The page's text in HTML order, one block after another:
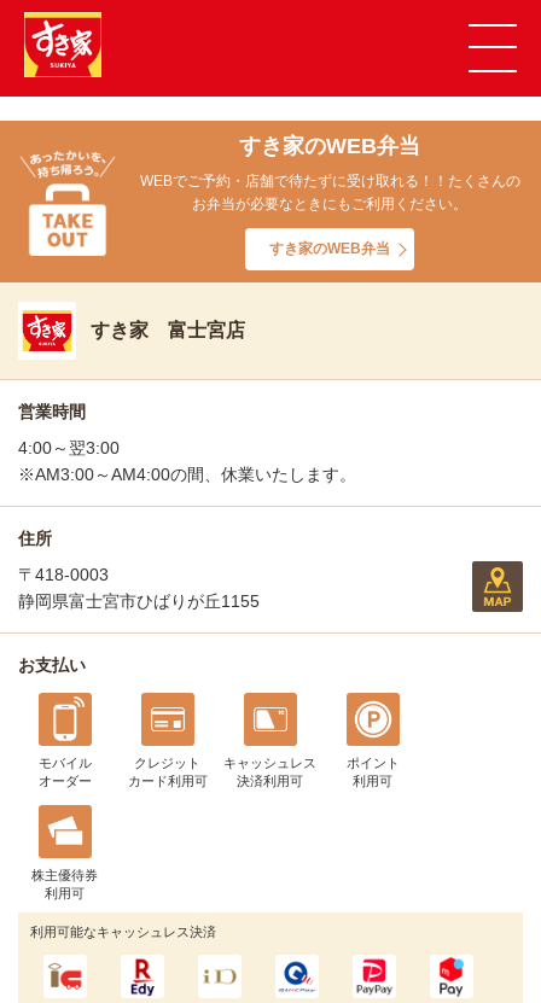
すき家のWEB弁当
WEBでご予約・店舗で待たずに受け取れる！！たくさんの
お弁当が必要なときにもご利用ください。
すき家のWEB弁当
すき家 富士宮店
営業時間
4:00～翌3:00
※AM3:00～AM4:00の間、休業いたします。
住所
〒418-0003
静岡県富士宮市ひばりが丘1155
お支払い
モバイル
オーダー
クレジット
カード利用可
キャッシュレス
決済利用可
ポイント
利用可
株主優待券
利用可
利用可能なキャッシュレス決済